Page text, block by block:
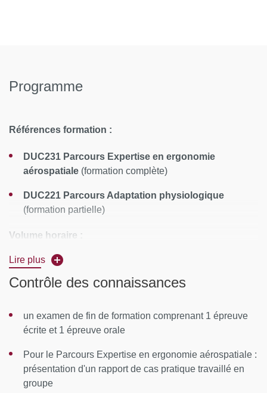
Programme
Références formation :
DUC231 Parcours Expertise en ergonomie
aérospatiale (formation complète)
DUC221 Parcours Adaptation physiologique
(formation partielle)
Volume horaire :
Parcours Expertise en ergonomie aérospatiale : 148
heures
Calendrier: novembre à mai
Rythme :1 semaine par mois, du lundi 14h au vendredi
midi
Lire plus
Contrôle des connaissances
un examen de fin de formation comprenant 1 épreuve
écrite et 1 épreuve orale
Pour le Parcours Expertise en ergonomie aérospatiale :
présentation d'un rapport de cas pratique travaillé en
groupe